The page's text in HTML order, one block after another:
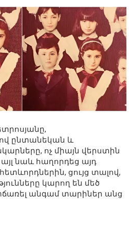
ընտանեկան և
ոչ միայն վերստին
նաև հաղորդեց այդ
ցույց տալով,
կարող են մեծ
անգամ տարիներ անց